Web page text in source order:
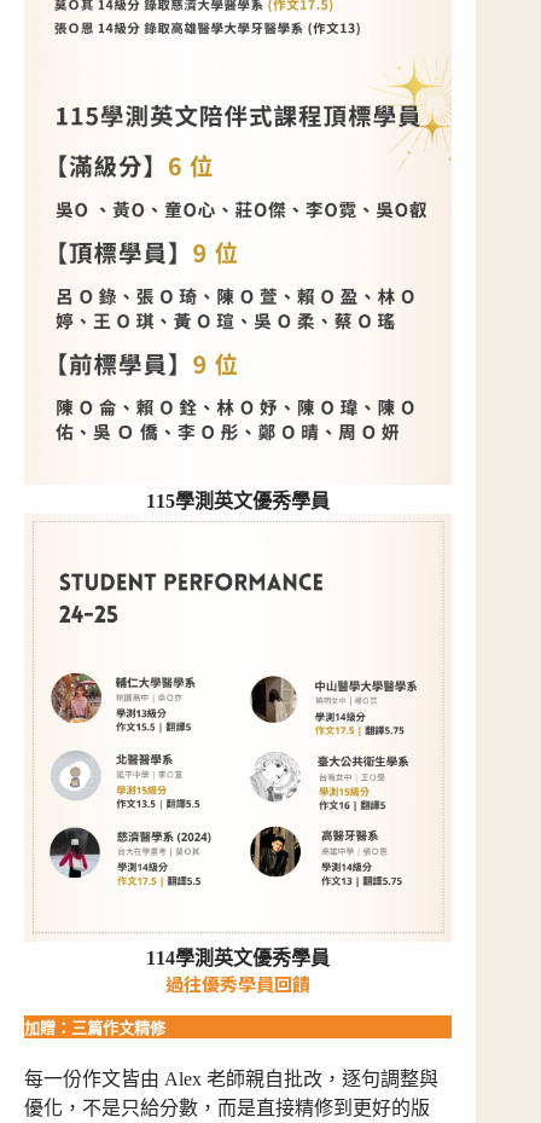
115學測英文優秀學員
114學測英文優秀學員
過往優秀學員回饋
加贈：三篇作文精修
每一份作文皆由 Alex 老師親自批改，逐句調整與
優化，不是只給分數，而是直接精修到更好的版